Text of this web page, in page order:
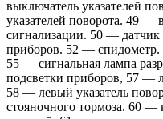
выключатель указателей
указателей поворота. 49 —
сигнализации. 50 —
приборов. 52 —
55 — сигнальная лампа
подсветки приборов, 57 —
58 — левый указатель
стояночного тормоза. 60 —